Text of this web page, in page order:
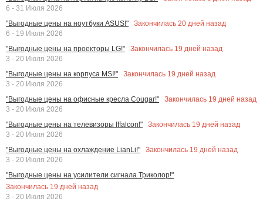
6 - 31 Июля 2026
"Выгодные цены на ноутбуки ASUS!"
Закончилась 20 дней назад
6 - 19 Июля 2026
"Выгодные цены на проекторы LG!"
Закончилась 19 дней назад
3 - 20 Июля 2026
"Выгодные цены на корпуса MSI!"
Закончилась 19 дней назад
3 - 20 Июля 2026
"Выгодные цены на офисные кресла Cougar!"
Закончилась 19 дней назад
3 - 20 Июля 2026
"Выгодные цены на телевизоры Iffalcon!"
Закончилась 19 дней назад
3 - 20 Июля 2026
"Выгодные цены на охлаждение LianLi!"
Закончилась 19 дней назад
3 - 20 Июля 2026
"Выгодные цены на усилители сигнала Триколор!"
Закончилась 19 дней назад
3 - 20 Июля 2026